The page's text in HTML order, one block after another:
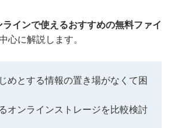
ラインで使えるおすすめの無料ファイ
心に解説します。
めとする情報の置き場がなくて困
オンラインストレージを比較検討